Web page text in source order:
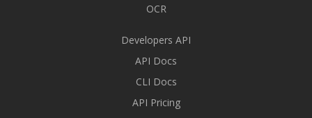
OCR
Developers API
API Docs
CLI Docs
API Pricing